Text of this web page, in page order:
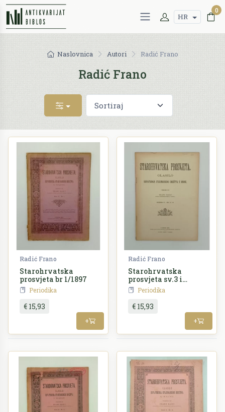
HR
0
Naslovnica Autori Radić Frano
Radić Frano
Radić Frano
Starohrvatska
prosvjeta br 1/1897
Periodika
€ 15,93
+
Radić Frano
Starohrvatska
prosvjeta sv.3 i
4/1901.
Periodika
€ 15,93
+